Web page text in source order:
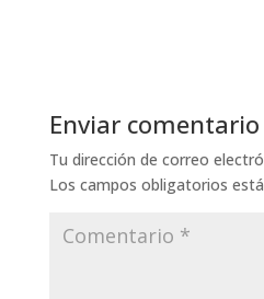
Enviar comentario
Tu dirección de correo
Los campos obligatorios